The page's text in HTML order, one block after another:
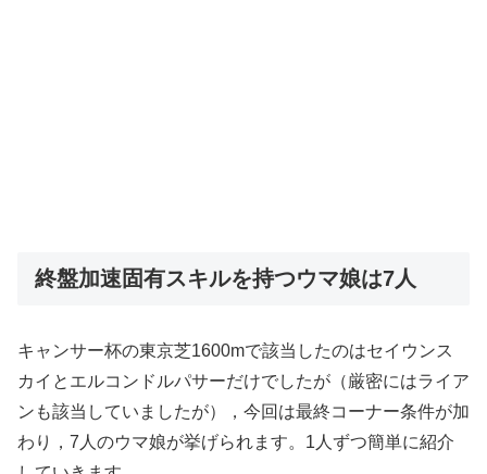
終盤加速固有スキルを持つウマ娘は7人
キャンサー杯の東京芝1600mで該当したのはセイウンス
カイとエルコンドルパサーだけでしたが（厳密にはライア
ンも該当していましたが），今回は最終コーナー条件が加
わり，7人のウマ娘が挙げられます。1人ずつ簡単に紹介